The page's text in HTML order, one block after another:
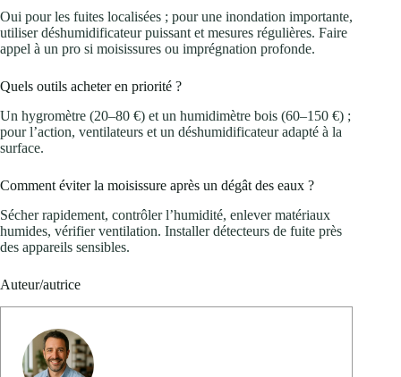
Oui pour les fuites localisées ; pour une inondation importante,
utiliser déshumidificateur puissant et mesures régulières. Faire
appel à un pro si moisissures ou imprégnation profonde.
Quels outils acheter en priorité ?
Un hygromètre (20–80 €) et un humidimètre bois (60–150 €) ;
pour l’action, ventilateurs et un déshumidificateur adapté à la
surface.
Comment éviter la moisissure après un dégât des eaux ?
Sécher rapidement, contrôler l’humidité, enlever matériaux
humides, vérifier ventilation. Installer détecteurs de fuite près
des appareils sensibles.
Auteur/autrice